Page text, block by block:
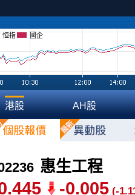
恒指 國企
港股 AH股
惠生工程
-0.005 (-